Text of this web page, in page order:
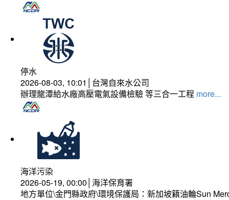
停水
2026-08-03, 10:01│台灣自來水公司
辦理龍潭給水廠高壓電氣設備檢驗 等三合一工程 more...
海洋污染
2026-05-19, 00:00│海洋保育署
地方單位\金門縣政府\環境保護局：新加坡籍油輪Sun